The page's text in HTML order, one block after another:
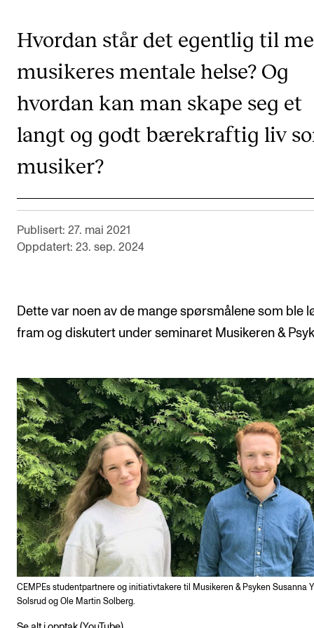
Prosjekter
Publikasjoner
Utveksling
Internasjonal strategi
IN.TUNE
INFO
Om Norges musikkhøgskole
Kontakt oss
Finn ansatte
For ansatte og studenter
Hvordan står det egentlig til
musikeres mentale helse? Og
hvordan kan man skape seg et
langt og godt bærekraftig liv
musiker?
Publisert: 27. mai 2021
Oppdatert: 23. sep. 2024
Dette var noen av de mange spørsmålene som ble
fram og diskutert under seminaret Musikeren &
CEMPEs studentpartnere og initiativtakere til Musikeren & Psyken Susanna
Solsrud og Ole Martin Solberg.